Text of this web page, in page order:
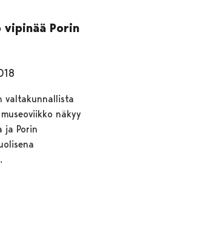
Porin
valtakunnallista
näkyy
ja Porin